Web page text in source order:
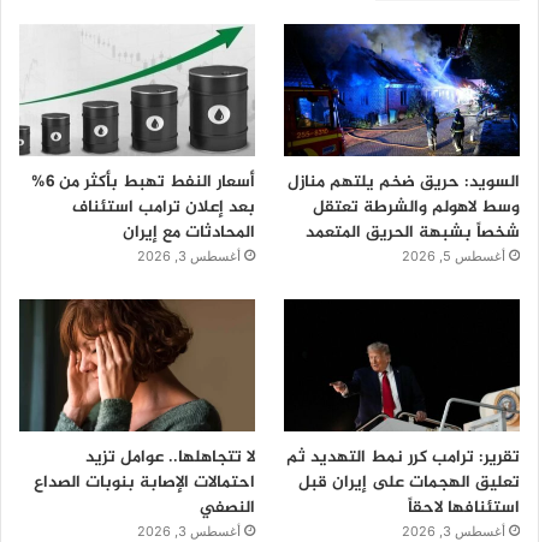
السويد: حريق ضخم يلتهم منازل
وسط لاهولم والشرطة تعتقل
شخصاً بشبهة الحريق المتعمد
أغسطس 5, 2026
أسعار النفط تهبط بأكثر من 6%
بعد إعلان ترامب استئناف
المحادثات مع إيران
أغسطس 3, 2026
تقرير: ترامب كرر نمط التهديد ثم
تعليق الهجمات على إيران قبل
استئنافها لاحقاً
أغسطس 3, 2026
لا تتجاهلها.. عوامل تزيد
احتمالات الإصابة بنوبات الصداع
النصفي
أغسطس 3, 2026